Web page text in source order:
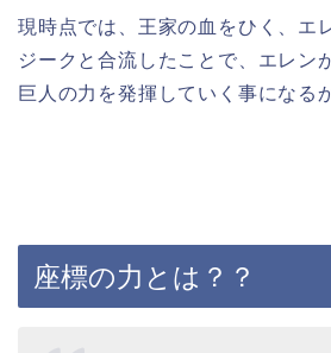
現時点では、王家の血をひく、エ
ジークと合流したことで、エレン
巨人の力を発揮していく事になる
座標の力とは？？